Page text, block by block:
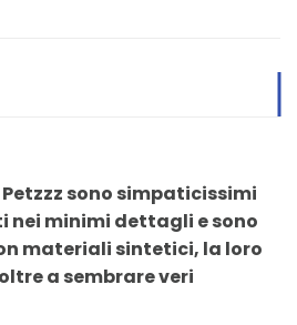
sono simpaticissimi
nei minimi dettagli e sono
materiali sintetici, la loro
a sembrare veri